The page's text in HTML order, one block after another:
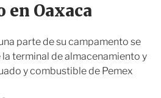
ó
r
en Oaxaca
parte de su campamento se
terminal de almacenamiento y
y combustible de Pemex